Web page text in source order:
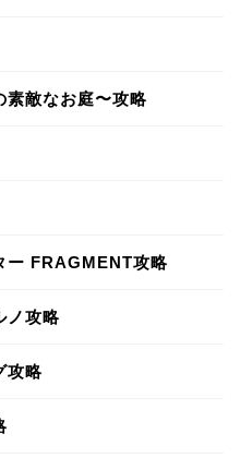
素敵なお庭〜攻略
ー FRAGMENT攻略
ノ攻略
攻略